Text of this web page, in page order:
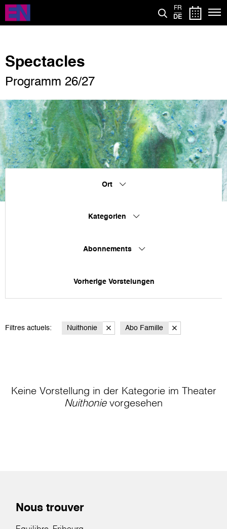
Direkt
zum
Inhalt
FR
DE
Spectacles
Programm 26/27
Ort
Kategorien
Abonnements
Vorherige Vorstelungen
Filtres actuels: Nuithonie Abo Famille
Keine Vorstellung in der Kategorie im Theater
Nuithonievorgesehen
Nous trouver